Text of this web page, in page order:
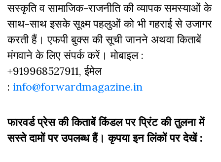
सस्‍क‍ृति व सामाजिक-राजनीति की व्‍यापक समस्‍याओं के
साथ-साथ इसके सूक्ष्म पहलुओं को भी गहराई से उजागर
करती हैं। एफपी बुक्‍स की सूची जानने अथवा किताबें
मंगवाने के लिए संपर्क करें। मोबाइल :
+919968527911, ईमेल
: info@forwardmagazine.in
फारवर्ड प्रेस की किताबें किंडल पर प्रिंट की तुलना में
सस्ते दामों पर उपलब्ध हैं। कृपया इन लिंकों पर देखें :